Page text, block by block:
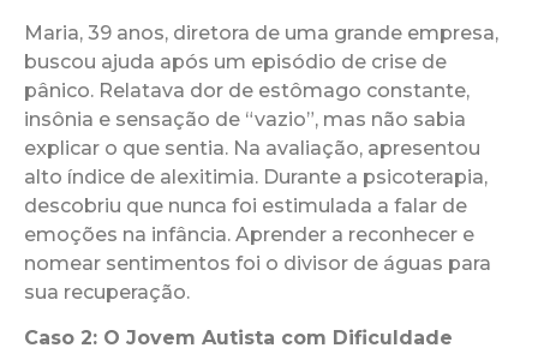
Maria, 39 anos, diretora de uma grande empresa,
buscou ajuda após um episódio de crise de
pânico. Relatava dor de estômago constante,
insônia e sensação de “vazio”, mas não sabia
explicar o que sentia. Na avaliação, apresentou
alto índice de alexitimia. Durante a psicoterapia,
descobriu que nunca foi estimulada a falar de
emoções na infância. Aprender a reconhecer e
nomear sentimentos foi o divisor de águas para
sua recuperação.
Caso 2: O Jovem Autista com Dificuldade